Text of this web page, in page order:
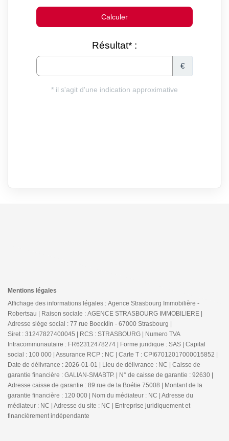
Mentions légales
Affichage des informations légales : Agence Strasbourg Immobilière -
Robertsau | Raison sociale : AGENCE STRASBOURG IMMOBILIERE |
Adresse siège social : 77 rue Boecklin - 67000 Strasbourg |
Siret : 31247827400045 | RCS : STRASBOURG | Numero TVA
Intracommunautaire : FR62312478274 | Forme juridique : SAS | Capital
social : 100 000 | Assurance RCP : NC | Carte T : CPI67012017000015852 |
Date de délivrance : 2026-01-01 | Lieu de délivrance : NC | Caisse de
garantie financière : GALIAN-SMABTP. | N° de caisse de garantie : 92630 |
Adresse caisse de garantie : 89 rue de la Boétie 75008 | Montant de la
garantie financière : 120 000 | Nom du médiateur : NC | Adresse du
médiateur : NC | Adresse du site : NC |
Entreprise juridiquement et
financièrement indépendante